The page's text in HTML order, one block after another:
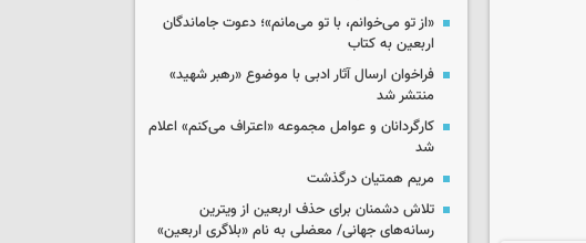
«از تو می‌خوانم، با تو می‌مانم»؛ دعوت جاماندگان
اربعین به کتاب
فراخوان ارسال آثار ادبی با موضوع «رهبر شهید»
منتشر شد
کارگردانان و عوامل مجموعه «اعتراف می‌کنم» اعلام
شد
مریم همتیان درگذشت
تلاش دشمنان برای حذف اربعین از ویترین
رسانه‌های جهانی/ معضلی به نام «بلاگری اربعین»